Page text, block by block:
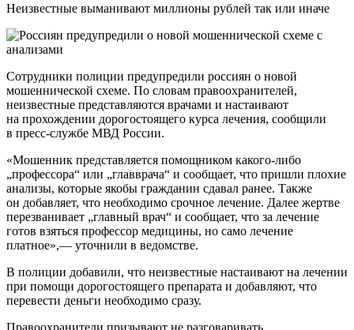
Неизвестные выманивают миллионы рублей так или иначе
Сотрудники полиции предупредили россиян о новой
мошеннической схеме. По словам правоохранителей,
неизвестные представляются врачами и настаивают
на прохождении дорогостоящего курса лечения, сообщили
в пресс-службе МВД России.
«Мошенник представляется помощником какого-либо
„профессора“ или „главврача“ и сообщает, что пришли плохие
анализы, которые якобы гражданин сдавал ранее. Также
он добавляет, что необходимо срочное лечение. Далее жертве
перезванивает „главный врач“ и сообщает, что за лечение
готов взяться профессор медицины, но само лечение
платное»,— уточнили в ведомстве.
В полиции добавили, что неизвестные настаивают на лечении
при помощи дорогостоящего препарата и добавляют, что
перевести деньги необходимо сразу.
Правоохранители призывают не разговаривать